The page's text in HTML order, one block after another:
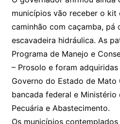
municípios vão receber o
caminhão com caçamba, pá
escavadeira hidráulica. As
Programa de Manejo e
– Prosolo e foram
Governo do Estado de Mato
bancada federal e Ministério
Pecuária e Abastecimento.
Os municípios